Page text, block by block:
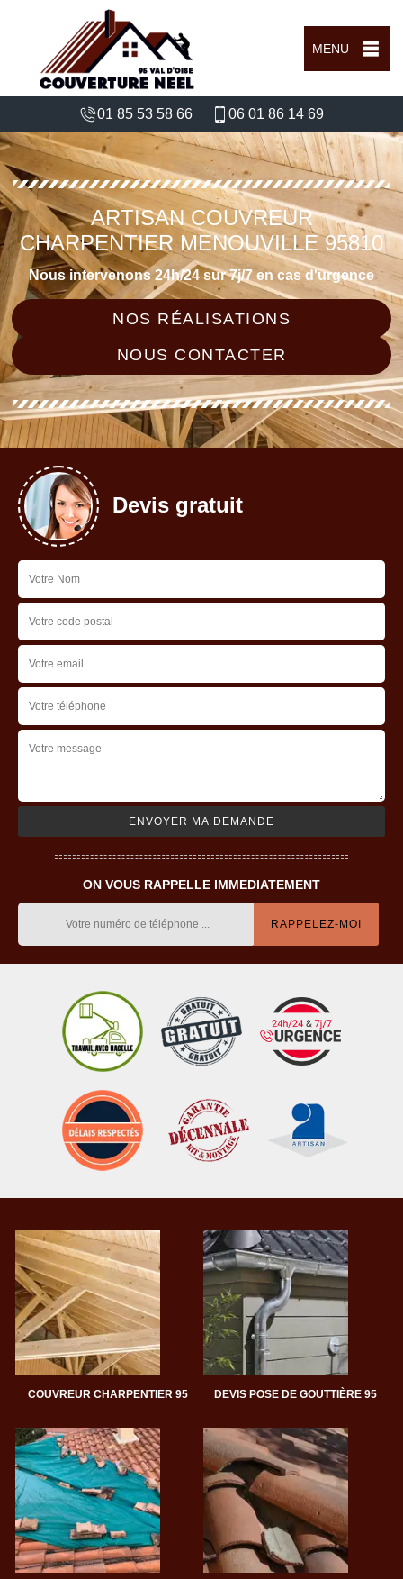
MENU
01 85 53 58 66 06 01 86 14 69
ARTISAN COUVREUR
CHARPENTIER MENOUVILLE 95810
Nous intervenons 24h/24 sur 7j/7 en cas d'urgence
NOS RÉALISATIONS
NOUS CONTACTER
Devis gratuit
ON VOUS RAPPELLE IMMEDIATEMENT
COUVREUR CHARPENTIER 95 DEVIS POSE DE GOUTTIÈRE 95